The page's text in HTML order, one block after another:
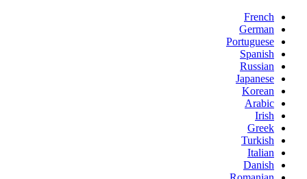
French
German
Portuguese
Spanish
Russian
Japanese
Korean
Arabic
Irish
Greek
Turkish
Italian
Danish